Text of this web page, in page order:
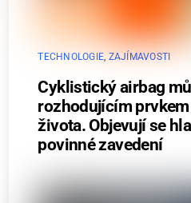
TECHNOLOGIE ZAJÍMAVOSTI
Cyklistický airbag
rozhodujícím
života. Objevují se
povinné zavedení